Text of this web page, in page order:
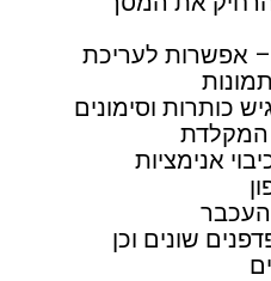
– אפשרות לעריכת
כותרות וסימונים
המקלדת
אנימציות
העכבר
שונים וכן